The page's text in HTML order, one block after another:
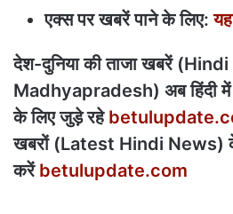
एक्स पर खबरें पाने के लिए:
देश-दुनिया की ताजा खबरें
Madhyapradesh) अब हिंदी
के लिए जुड़े रहे
खबरों (Latest Hindi News) के
करें betulupdate.com